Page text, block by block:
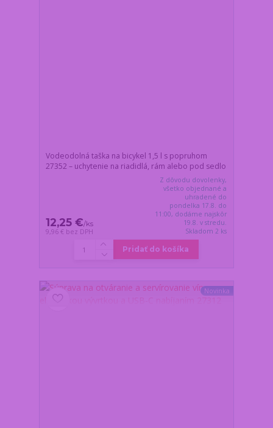
Vodeodolná taška na bicykel 1,5 l s popruhom
27352 – uchytenie na riadidlá, rám alebo pod sedlo
12,25 €/ks
9,96 € bez DPH
Z dôvodu dovolenky,
všetko objednané a
uhradené do
pondelka 17.8. do
11:00, dodáme najskôr
19.8. v stredu.
Skladom 2 ks
Pridať do košíka
Novinka